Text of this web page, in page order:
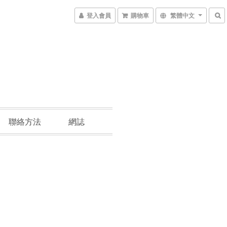
登入會員 購物車 繁體中文
聯絡方法 網誌